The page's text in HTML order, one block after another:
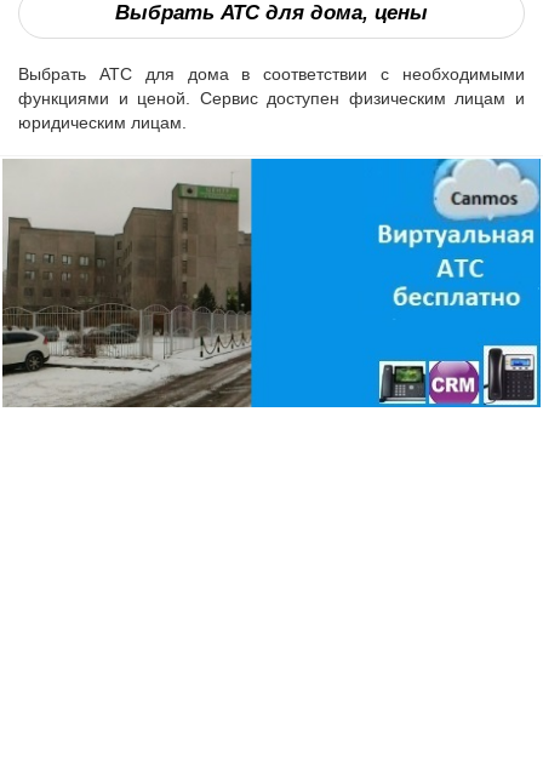
Выбрать АТС для дома, цены
Выбрать АТС для дома в соответствии с необходимыми
функциями и ценой. Сервис доступен физическим лицам и
юридическим лицам.